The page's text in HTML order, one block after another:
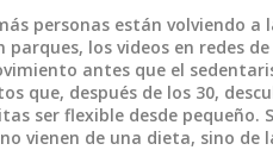
personas están volviendo
parques, los videos en redes
antes que el
que, después de los 30,
ser flexible desde pequeño.
vienen de una dieta, sino